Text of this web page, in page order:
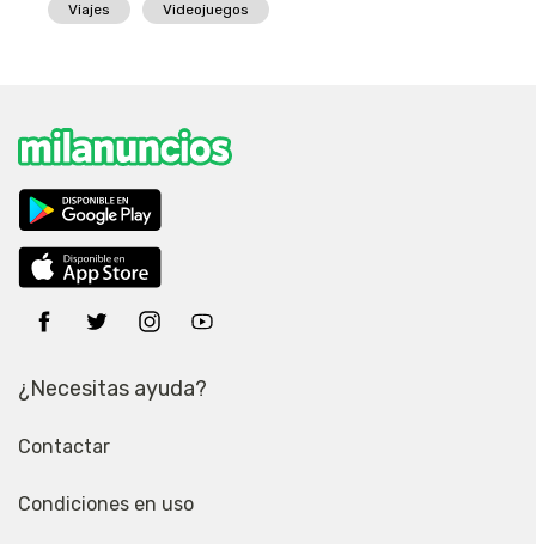
Viajes Videojuegos
¿Necesitas ayuda?
Contactar
Condiciones en uso